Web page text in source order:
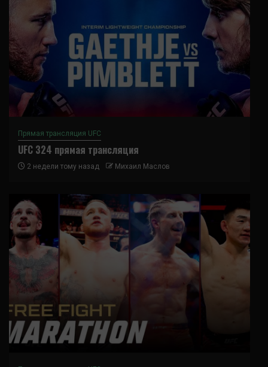
Прямая трансляция UFC
UFC 324 прямая трансляция
2 недели тому назад Михаил Маслов